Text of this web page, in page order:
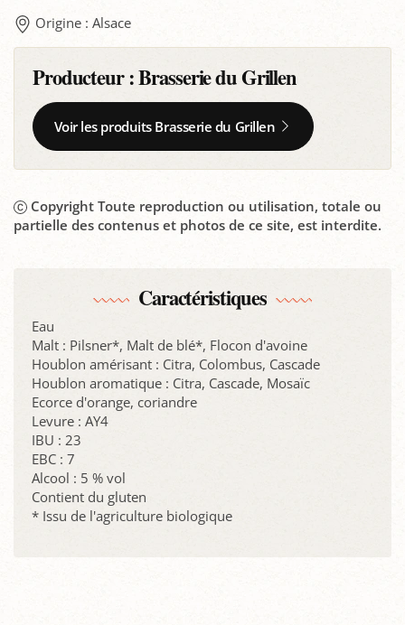
Origine : Alsace
Producteur :Brasserie du Grillen
Voir les produits Brasserie du Grillen
Copyright Toute reproduction ou utilisation, totale ou
partielle des contenus et photos de ce site, est interdite.
Caractéristiques
Eau
Malt : Pilsner*, Malt de blé*, Flocon d'avoine
Houblon amérisant : Citra, Colombus, Cascade
Houblon aromatique : Citra, Cascade, Mosaïc
Ecorce d'orange, coriandre
Levure : AY4
IBU : 23
EBC : 7
Alcool : 5 % vol
Contient du gluten
* Issu de l'agriculture biologique